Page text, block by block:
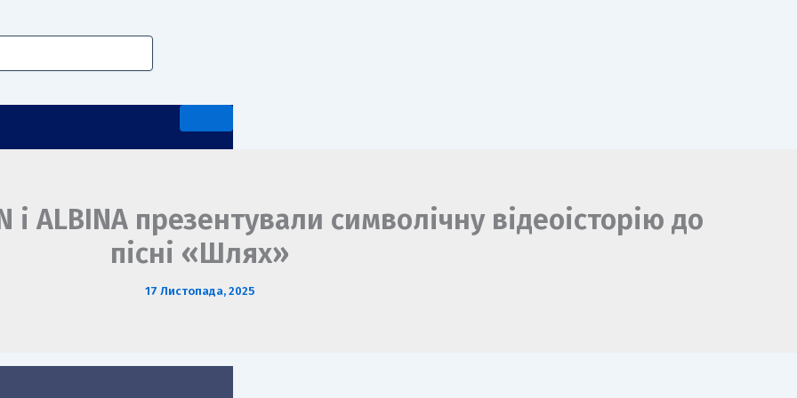
і ALBINA презентували символічну відеоісторію до
пісні «Шлях»
17 Листопада, 2025